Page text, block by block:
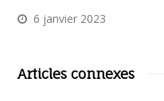
6 janvier 2023
Articles connexes